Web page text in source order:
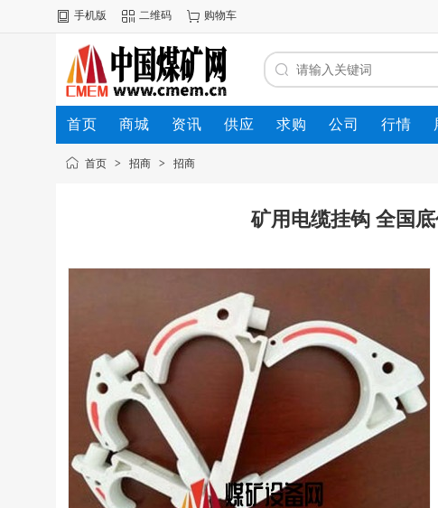
手机版 二维码 购物车
首页 商城 资讯 供应 求购 公司 行情
首页 > 招商 > 招商
矿用电缆挂钩 全国